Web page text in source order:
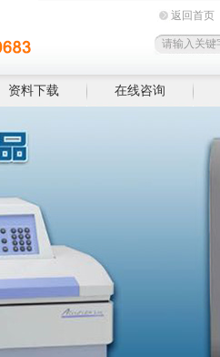
返回首页
资料下载 在线咨询